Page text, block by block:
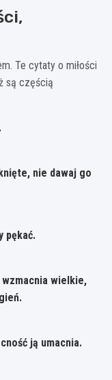
Te cytaty o miłości
są częścią
nie dawaj go
pękać.
wzmacnia wielkie,
ją umacnia.